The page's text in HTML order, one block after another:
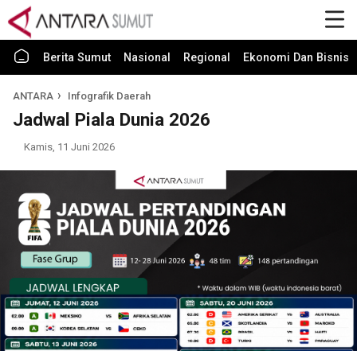
Berita Sumut Nasional Regional Ekonomi Dan Bisnis
ANTARA Infografik Daerah
Jadwal Piala Dunia 2026
Kamis, 11 Juni 2026